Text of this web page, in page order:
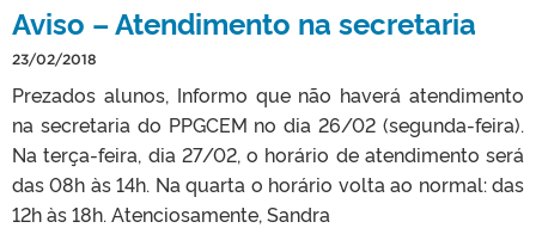
Aviso – Atendimento na secretaria
23/02/2018
Prezados alunos, Informo que não haverá atendimento
na secretaria do PPGCEM no dia 26/02 (segunda-feira).
Na terça-feira, dia 27/02, o horário de atendimento será
das 08h às 14h. Na quarta o horário volta ao normal: das
12h às 18h. Atenciosamente, Sandra